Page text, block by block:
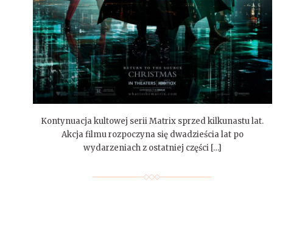
Kontynuacja kultowej serii Matrix sprzed kilkunastu lat.
Akcja filmu rozpoczyna się dwadzieścia lat po
wydarzeniach z ostatniej części […]